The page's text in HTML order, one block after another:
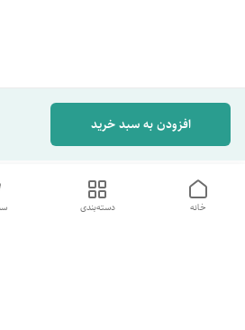
افزودن به سبد خرید
دسته‌بندی خانه